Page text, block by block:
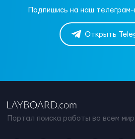
Подпишись на наш
Открыть
Портал поиска работы во всем